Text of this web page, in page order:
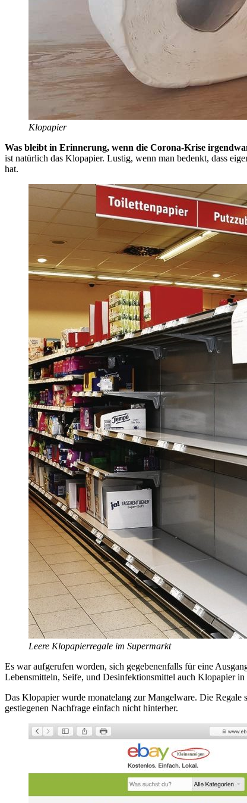
Klopapier
Was bleibt in Erinnerung, wenn die Corona-Krise
ist natürlich das Klopapier. Lustig, wenn man bedenkt, dass
hat.
Leere Klopapierregale im Supermarkt
Es war aufgerufen worden, sich gegebenenfalls für eine
Lebensmitteln, Seife, und Desinfektionsmittel auch Klopapier in
Das Klopapier wurde monatelang zur Mangelware. Die Regale
gestiegenen Nachfrage einfach nicht hinterher.